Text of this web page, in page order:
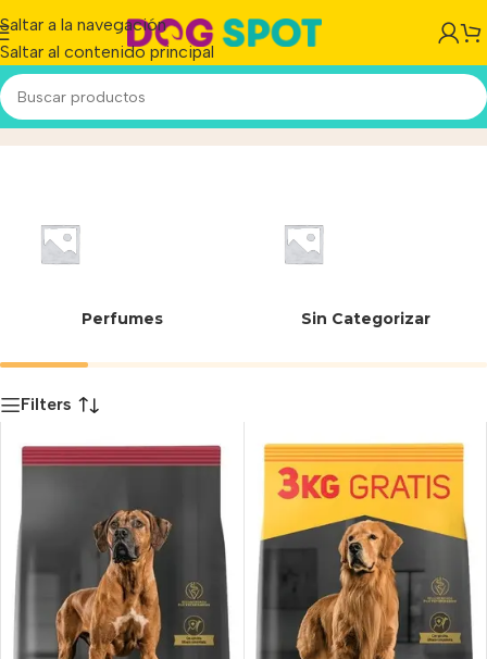
Saltar a la navegación
Saltar al contenido principal
8.5% CenizasInicio/Producto
Perfumes Sin Categorizar
Filters